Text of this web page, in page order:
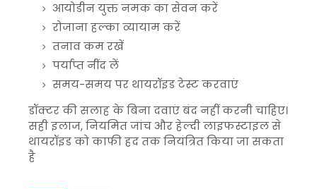
आयोडीन युक्त नमक का सेवन करें
रोजाना हल्का व्यायाम करें
तनाव कम रखें
पर्याप्त नींद लें
समय-समय पर थायरॉइड टेस्ट करवाएं
डॉक्टर की सलाह के बिना दवाएं बंद नहीं करनी चाहिए।
सही इलाज, नियमित जांच और हेल्दी लाइफस्टाइल से
थायरॉइड को काफी हद तक नियंत्रित किया जा सकता
है